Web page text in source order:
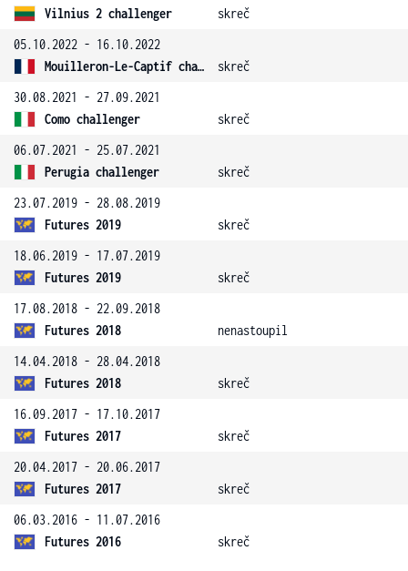
Vilnius 2 challenger
skreč
05.10.2022 - 16.10.2022
Mouilleron-Le-Captif challenger
skreč
30.08.2021 - 27.09.2021
Como challenger
skreč
06.07.2021 - 25.07.2021
Perugia challenger
skreč
23.07.2019 - 28.08.2019
Futures 2019
skreč
18.06.2019 - 17.07.2019
Futures 2019
skreč
17.08.2018 - 22.09.2018
Futures 2018
nenastoupil
14.04.2018 - 28.04.2018
Futures 2018
skreč
16.09.2017 - 17.10.2017
Futures 2017
skreč
20.04.2017 - 20.06.2017
Futures 2017
skreč
06.03.2016 - 11.07.2016
Futures 2016
skreč